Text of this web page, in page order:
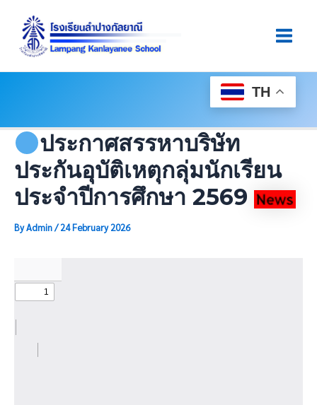
Content
TH
ประกาศสรรหาบริษัท
ประกันอุบัติเหตุกลุ่มนักเรียน
ประจำปีการศึกษา 2569
ByAdmin/24 February 2026
Navigation